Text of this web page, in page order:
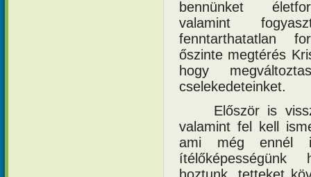
bennünket
valamint
fenntarthatatlan
őszinte megtérés
hogy
cselekedeteinket.
Először is
valamint fel kell
ami még ennél